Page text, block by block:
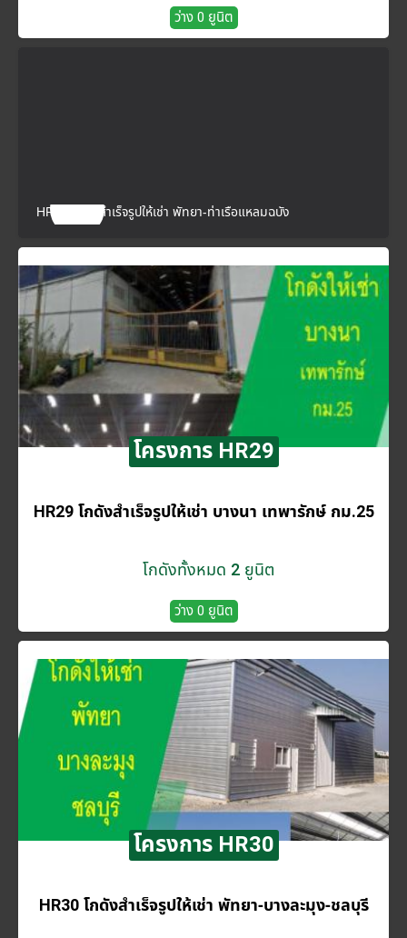
ว่าง 0 ยูนิต
HR28 โกดังสำเร็จรูปให้เช่า พัทยา-ท่าเรือแหลมฉบัง
โครงการ HR29
HR29 โกดังสำเร็จรูปให้เช่า บางนา เทพารักษ์ กม.25
โกดังทั้งหมด 2 ยูนิต
ว่าง 0 ยูนิต
โครงการ HR30
HR30 โกดังสำเร็จรูปให้เช่า พัทยา-บางละมุง-ชลบุรี